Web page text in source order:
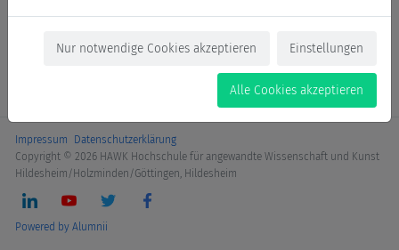
Impressum
Datenschutzerklärung
Copyright © 2026 HAWK Hochschule für angewandte Wissenschaft und Kunst
Hildesheim/Holzminden/Göttingen, Hildesheim
Powered by Alumnii
Nur notwendige Cookies akzeptieren Einstellungen
Alle Cookies akzeptieren